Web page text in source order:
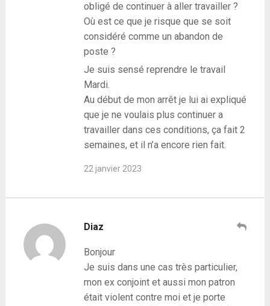
obligé de continuer à aller travailler ?
Où est ce que je risque que se soit
considéré comme un abandon de
poste ?
Je suis sensé reprendre le travail
Mardi.
Au début de mon arrêt je lui ai expliqué
que je ne voulais plus continuer a
travailler dans ces conditions, ça fait 2
semaines, et il n’a encore rien fait.
22 janvier 2023
Diaz
Bonjour
Je suis dans une cas très particulier,
mon ex conjoint et aussi mon patron
était violent contre moi et je porte